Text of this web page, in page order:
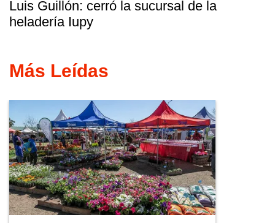
Luis Guillón: cerró la sucursal de la
heladería Iupy
Más Leídas